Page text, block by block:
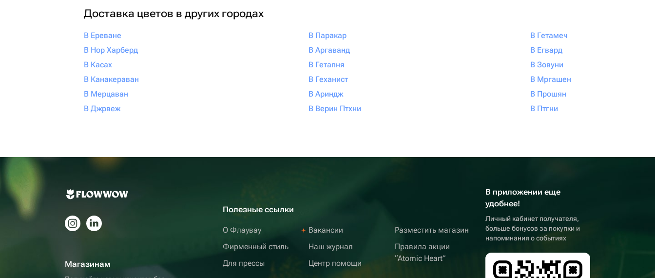
Доставка цветов в других городах
В Ереване
В Нор Харберд
В Касах
В Канакераван
В Мерцаван
В Джрвеж
В Паракар
В Аргаванд
В Гетапня
В Геханист
В Ариндж
В Верин Птхни
В Гетамеч
В Егвард
В Зовуни
В Мргашен
В Прошян
В Птгни
Магазинам
Полезные ссылки
О Флаувау
Фирменный стиль
Для прессы
Вакансии
Наш журнал
Центр помощи
Разместить магазин
Правила акции
“Atomic Heart”
В приложении еще
удобнее!
Личный кабинет получателя,
больше бонусов за покупки и
напоминания о событиях